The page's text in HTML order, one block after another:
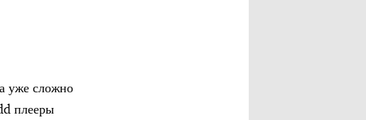
уже сложно
плееры